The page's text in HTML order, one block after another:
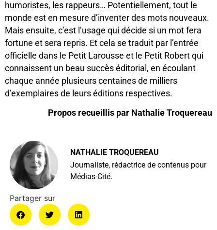
humoristes, les rappeurs… Potentiellement, tout le
monde est en mesure d’inventer des mots nouveaux.
Mais ensuite, c’est l’usage qui décide si un mot fera
fortune et sera repris. Et cela se traduit par l’entrée
officielle dans le Petit Larousse et le Petit Robert qui
connaissent un beau succès éditorial, en écoulant
chaque année plusieurs centaines de milliers
d’exemplaires de leurs éditions respectives.
Propos recueillis par Nathalie Troquereau
NATHALIE TROQUEREAU
Journaliste, rédactrice de contenus pour
Médias-Cité.